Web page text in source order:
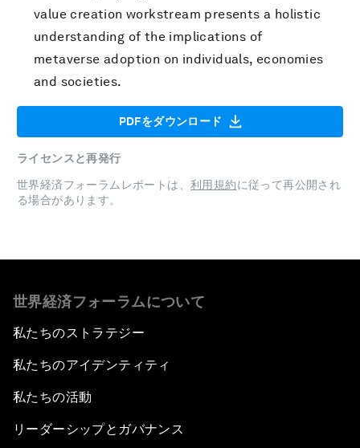
value creation workstream presents a holistic
understanding of the implications of
metaverse adoption on individuals, economies
and societies.
PDFをダウンロード
ライセンスと再発行
世界経済フォーラムレポートは、 利用規約に従って再公開され
る場合があります。
世界経済フォーラムについて
私たちのストラテジー
私たちのアイデンティティ
私たちの活動
リーダーシップとガバナンス